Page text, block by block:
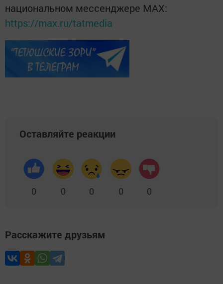
национальном мессенджере MАХ:
https://max.ru/tatmedia
Оставляйте реакции
0 0 0 0 0
Расскажите друзьям